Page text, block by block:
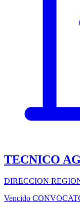
TECNICO
DIRECCION
Vencido